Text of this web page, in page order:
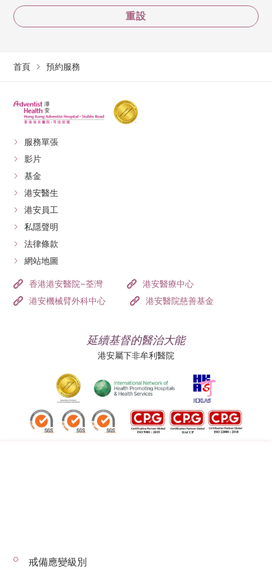
重設
首頁 預約服務
服務單張
影片
基金
港安醫生
港安員工
私隱聲明
法律條款
網站地圖
香港港安醫院–荃灣
港安醫療中心
港安機械臂外科中心
港安醫院慈善基金
延續基督的醫治大能
港安屬下非牟利醫院
戒備應變級別